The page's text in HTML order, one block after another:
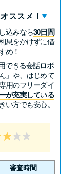
方法は？親
来への影響
質な手口に
りた場合
ススメ！
込みなら30日間
息をかけずに借
め！
できる会話ロボ
」や、はじめて
用のフリーダイ
が充実している
い方でも安心。
審査時間